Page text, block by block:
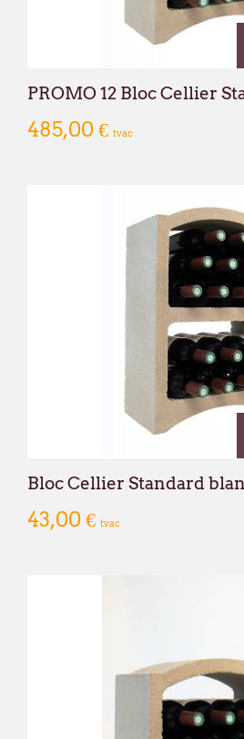
PROMO 12 Bloc Cellier
485,00 € tvac
Bloc Cellier Standard
43,00 € tvac